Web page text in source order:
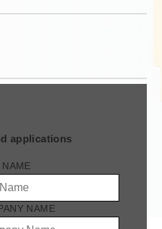
applications
NAME